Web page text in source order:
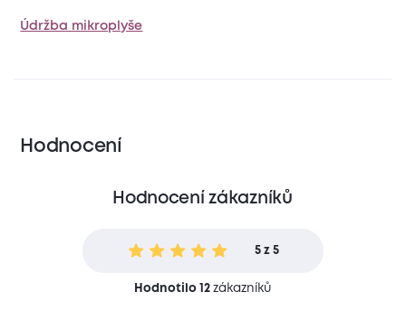
Údržba mikroplyše
Hodnocení
Hodnocení zákazníků
5 z 5
Hodnotilo 12 zákazníků